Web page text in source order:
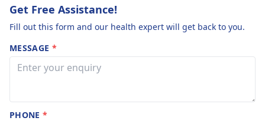
Get Free Assistance!
Fill out this form and our health expert will get back to you.
MESSAGE *
PHONE*